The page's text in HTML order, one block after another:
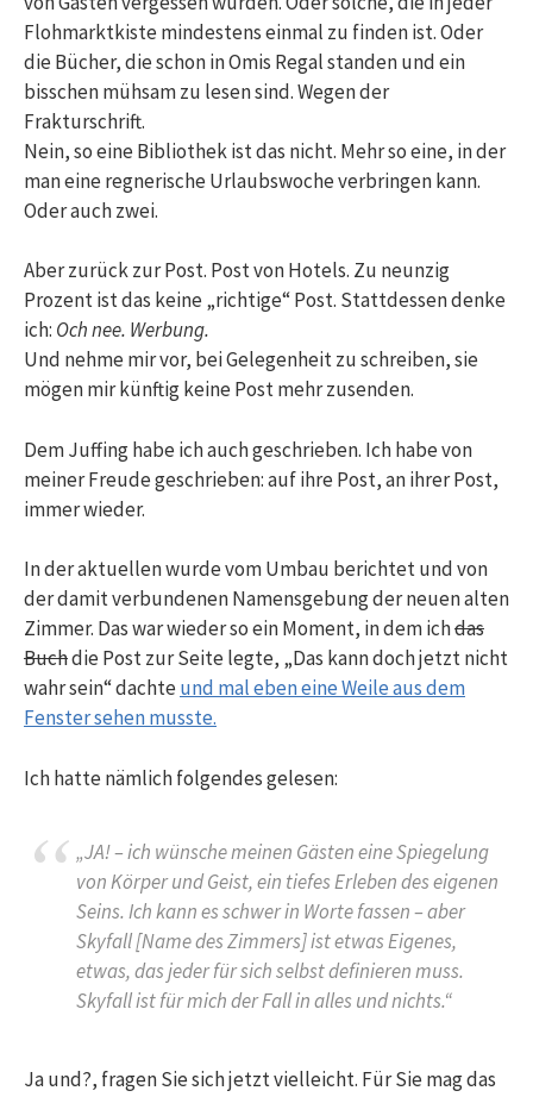
Flohmarktkiste mindestens einmal zu finden ist. Oder
die Bücher, die schon in Omis Regal standen und ein
bisschen mühsam zu lesen sind. Wegen der
Frakturschrift.
Nein, so eine Bibliothek ist das nicht. Mehr so eine, in der
man eine regnerische Urlaubswoche verbringen kann.
Oder auch zwei.
Aber zurück zur Post. Post von Hotels. Zu neunzig
Prozent ist das keine „richtige“ Post. Stattdessen denke
ich: Och nee. Werbung.
Und nehme mir vor, bei Gelegenheit zu schreiben, sie
mögen mir künftig keine Post mehr zusenden.
Dem Juffing habe ich auch geschrieben. Ich habe von
meiner Freude geschrieben: auf ihre Post, an ihrer Post,
immer wieder.
In der aktuellen wurde vom Umbau berichtet und von
der damit verbundenen Namensgebung der neuen alten
Zimmer. Das war wieder so ein Moment, in dem ichdas
Buchdie Post zur Seite legte, „Das kann doch jetzt nicht
wahr sein“ dachteund mal eben eine Weile aus dem
Fenster sehen musste.
Ich hatte nämlich folgendes gelesen:
„JA! – ich wünsche meinen Gästen eine Spiegelung
von Körper und Geist, ein tiefes Erleben des eigenen
Seins. Ich kann es schwer in Worte fassen – aber
Skyfall [Name des Zimmers] ist etwas Eigenes,
etwas, das jeder für sich selbst definieren muss.
Skyfall ist für mich der Fall in alles und nichts.“
Ja und?, fragen Sie sich jetzt vielleicht. Für Sie mag das